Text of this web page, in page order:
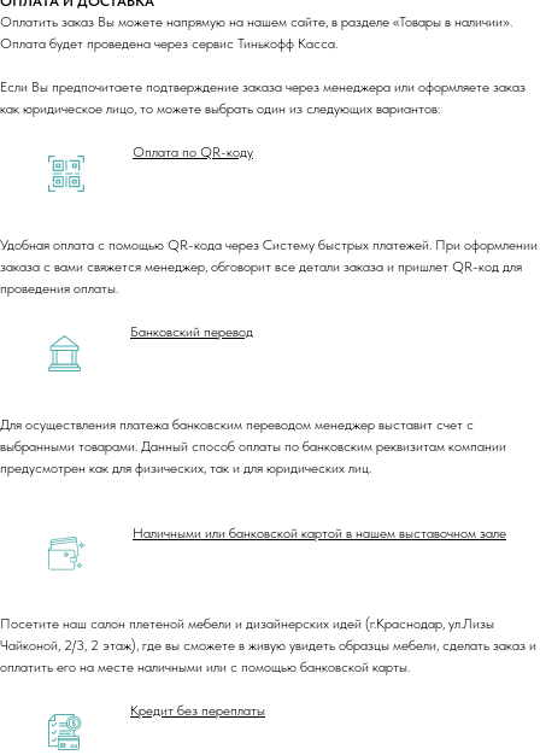
Оплатить заказ Вы можете напрямую на нашем сайте, в разделе «Товары в наличии».
Оплата будет проведена через сервис Тинькофф Касса.
Если Вы предпочитаете подтверждение заказа через менеджера или оформляете заказ
как юридическое лицо, то можете выбрать один из следующих вариантов:
Оплата по QR-коду
Удобная оплата с помощью QR-кода через Систему быстрых платежей. При оформлении
заказа с вами свяжется менеджер, обговорит все детали заказа и пришлет QR-код для
проведения оплаты.
Банковский перевод
Для осуществления платежа банковским переводом менеджер выставит счет с
выбранными товарами. Данный способ оплаты по банковским реквизитам компании
предусмотрен как для физических, так и для юридических лиц.
Наличными или банковской картой в нашем выставочном зале
Посетите наш салон плетеной мебели и дизайнерских идей (г.Краснодар, ул.Лизы
Чайконой, 2/3, 2 этаж), где вы сможете в живую увидеть образцы мебели, сделать заказ и
оплатить его на месте наличными или с помощью банковской карты.
Кредит без переплаты